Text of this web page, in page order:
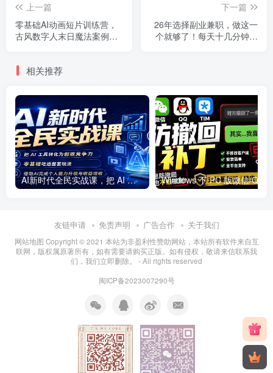
上一篇
零基础AI动画短片训练营，
古风数字人末日魔法案例，
下一篇
26年选择副业兼职，做这一
个就够了！每天十几分钟，
相关推荐
AI新时代全民实战课，把 AI 工具转化为创收竞争力，零基础吃透整套玩法，借助AI完成个人能力升级与收益增收。
友链申请 免责声明 广告合作 关于我们
网站地图 Copyright © 2021 本站为非盈利性赞助网站，本站所有软件来自互
联网，版权属原著所有，如有需要请购买正版。如有侵权，敬请来信联系我
们，我们立即删除。
- All rights reserved
闽ICP备2023007290号